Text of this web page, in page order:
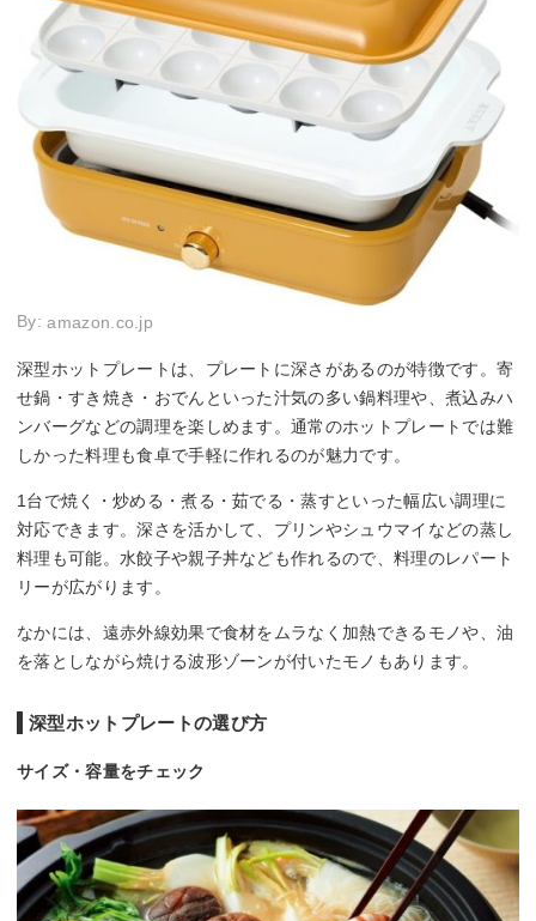
By:amazon.co.jp
深型ホットプレートは、プレートに深さがあるのが特徴です。寄
せ鍋・すき焼き・おでんといった汁気の多い鍋料理や、煮込みハ
ンバーグなどの調理を楽しめます。通常のホットプレートでは難
しかった料理も食卓で手軽に作れるのが魅力です。
1台で焼く・炒める・煮る・茹でる・蒸すといった幅広い調理に
対応できます。深さを活かして、プリンやシュウマイなどの蒸し
料理も可能。水餃子や親子丼なども作れるので、料理のレパート
リーが広がります。
なかには、遠赤外線効果で食材をムラなく加熱できるモノや、油
を落としながら焼ける波形ゾーンが付いたモノもあります。
深型ホットプレートの選び方
サイズ・容量をチェック